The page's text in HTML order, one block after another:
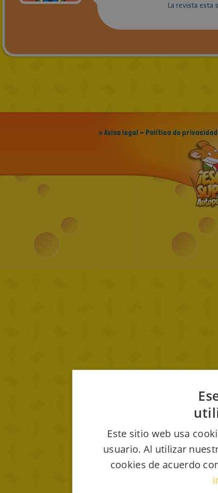
La revista esta
» Aviso legal - Política de privacidad
Este sitio web usa
usuario. Al utilizar
cookies de acuerdo